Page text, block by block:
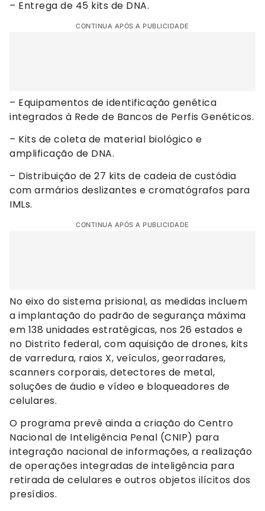
– Entrega de 45 kits de DNA.
CONTINUA APÓS A PUBLICIDADE
– Equipamentos de identificação genética
integrados à Rede de Bancos de Perfis Genéticos.
– Kits de coleta de material biológico e
amplificação de DNA.
– Distribuição de 27 kits de cadeia de custódia
com armários deslizantes e cromatógrafos para
IMLs.
CONTINUA APÓS A PUBLICIDADE
No eixo do sistema prisional, as medidas incluem
a implantação do padrão de segurança máxima
em 138 unidades estratégicas, nos 26 estados e
no Distrito federal, com aquisição de drones, kits
de varredura, raios X, veículos, georradares,
scanners corporais, detectores de metal,
soluções de áudio e vídeo e bloqueadores de
celulares.
O programa prevê ainda a criação do Centro
Nacional de Inteligência Penal (CNIP) para
integração nacional de informações, a realização
de operações integradas de inteligência para
retirada de celulares e outros objetos ilícitos dos
presídios.